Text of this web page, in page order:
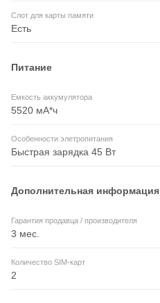
Слот для карты памяти
Есть
Питание
Емкость аккумулятора
5520 мА*ч
Особенности элетропитания
Быстрая зарядка 45 Вт
Дополнительная информация
Гарантия продавца / производителя
3 мес.
Количество SIM-карт
2